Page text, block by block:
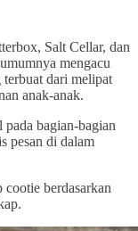
Salt Cellar, dan
mengacu
dari melipat
anak-anak.
pada bagian-bagian
pesan di dalam
cootie berdasarkan